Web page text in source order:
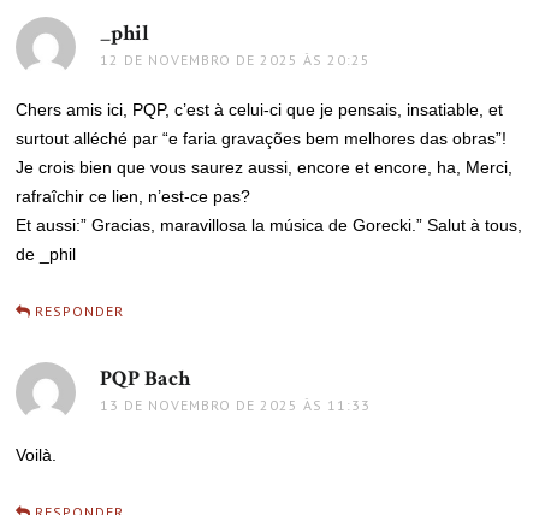
_phil
12 DE NOVEMBRO DE 2025 ÀS 20:25
Chers amis ici, PQP, c’est à celui-ci que je pensais, insatiable, et
surtout alléché par “e faria gravações bem melhores das obras”!
Je crois bien que vous saurez aussi, encore et encore, ha, Merci,
rafraîchir ce lien, n’est-ce pas?
Et aussi:” Gracias, maravillosa la música de Gorecki.” Salut à tous,
de _phil
RESPONDER
PQP Bachdisse:
13 DE NOVEMBRO DE 2025 ÀS 11:33
Voilà.